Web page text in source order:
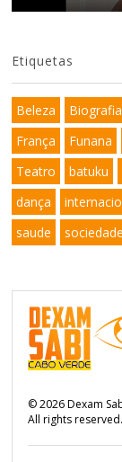
Etiquetas
Beleza Biografia
França
Funana
Teatro
batuku
dança
saude
sociedade
©2026Dexam
All rights reserved.